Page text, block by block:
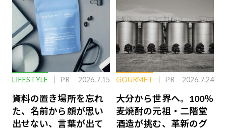
LIFESTYLE PR 2026.7.15
資料の置き場所を忘れ
た、名前から顔が思い
出せない、言葉が出て
GOURMET PR 2026.7.24
大分から世界へ。100％
麦焼酎の元祖・二階堂
酒造が挑む、革新のグ